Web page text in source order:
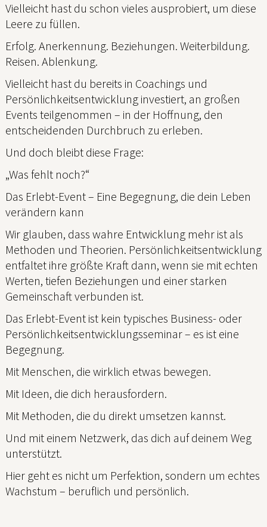
Vielleicht hast du schon vieles ausprobiert, um diese
Leere zu füllen.
Erfolg. Anerkennung. Beziehungen. Weiterbildung.
Reisen. Ablenkung.
Vielleicht hast du bereits in Coachings und
Persönlichkeitsentwicklung investiert, an großen
Events teilgenommen – in der Hoffnung, den
entscheidenden Durchbruch zu erleben.
Und doch bleibt diese Frage:
„Was fehlt noch?“
Das Erlebt-Event – Eine Begegnung, die dein Leben
verändern kann
Wir glauben, dass wahre Entwicklung mehr ist als
Methoden und Theorien. Persönlichkeitsentwicklung
entfaltet ihre größte Kraft dann, wenn sie mit echten
Werten, tiefen Beziehungen und einer starken
Gemeinschaft verbunden ist.
Das Erlebt-Event ist kein typisches Business- oder
Persönlichkeitsentwicklungsseminar – es ist eine
Begegnung.
Mit Menschen, die wirklich etwas bewegen.
Mit Ideen, die dich herausfordern.
Mit Methoden, die du direkt umsetzen kannst.
Und mit einem Netzwerk, das dich auf deinem Weg
unterstützt.
Hier geht es nicht um Perfektion, sondern um echtes
Wachstum – beruflich und persönlich.